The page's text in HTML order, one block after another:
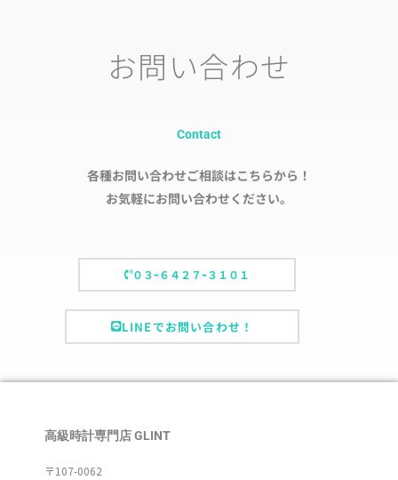
お問い合わせ
Contact
各種お問い合わせご相談はこちらから！
お気軽にお問い合わせください。
０３ｰ６４２７ｰ３１０１
LINEでお問い合わせ！
高級時計専門店 GLINT
〒107-0062